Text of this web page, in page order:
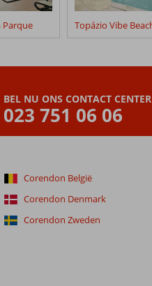
Parque
BEL NU ONS CONTACT CENTER
023 751 06 06
Corendon België
Corendon Denmark
Corendon Zweden